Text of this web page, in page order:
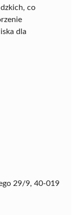
co
dla
29/9, 40-019